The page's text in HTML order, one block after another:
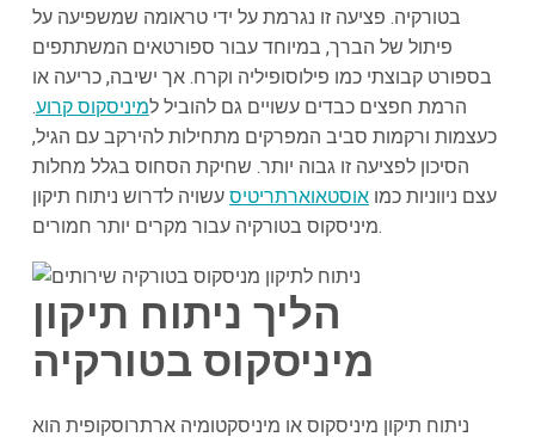
בטורקיה. פציעה זו נגרמת על ידי טראומה שמשפיעה על
פיתול של הברך, במיוחד עבור ספורטאים המשתתפים
בספורט קבוצתי כמו פילוסופיליה וקרח. אך ישיבה, כריעה או
הרמת חפצים כבדים עשויים גם להוביל למיניסקוס קרוע.
כעצמות ורקמות סביב המפרקים מתחילות להירקב עם הגיל,
הסיכון לפציעה זו גבוה יותר. שחיקת הסחוס בגלל מחלות
עצם ניווניות כמואוסטאוארתריטיס עשויה לדרוש ניתוח תיקון
מיניסקוס בטורקיה עבור מקרים יותר חמורים.
הליך ניתוח תיקון
מיניסקוס בטורקיה
ניתוח תיקון מיניסקוס או מיניסקטומיה ארתרוסקופית הוא